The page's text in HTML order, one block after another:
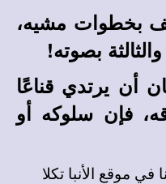
بخطوات مشيه،
بصوته!
أن يرتدي قناعًا
فإن سلوكه أو
في موقع الأنبا تكلا